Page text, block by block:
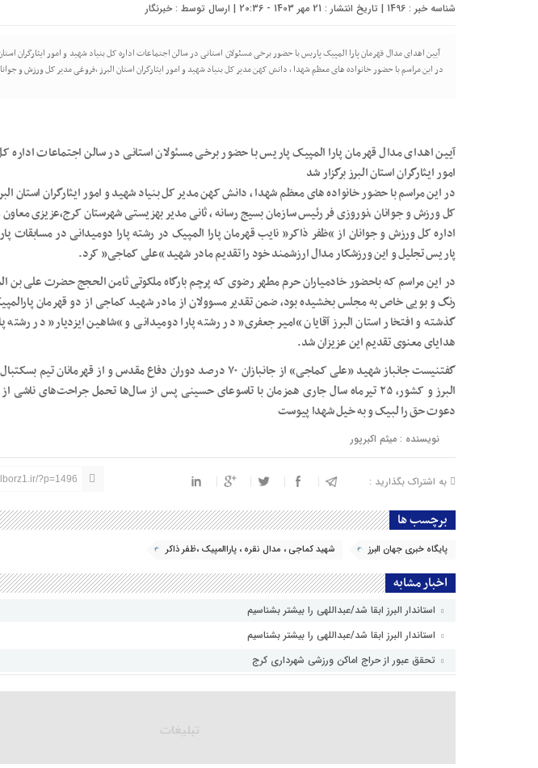
شناسه خبر : 1496 | تاریخ انتشار : 21 مهر 1403 - 20:36 | ارسال توسط : خبرنگار
آیین اهدای مدال قهرمان پارا المپیک پاریس با حضور برخی مسئولان استانی در سالن اجتماعات اداره کل بنیاد شهید و امور ایثارگران
در این مراسم با حضور خانواده های معظم شهدا ، دانش کهن مدیر کل بنیاد شهید و امور ایثارگران استان البرز ،فروغی مدیر کل ورزش و
آیین اهدای مدال قهرمان پارا المپیک پاریس با حضور برخی مسئولان استانی در سالن اجتماعات اداره
امور ایثارگران استان البرز برگزار شد
در این مراسم با حضور خانواده های معظم شهدا ، دانش کهن مدیر کل بنیاد شهید و امور ایثارگران استان
کل ورزش و جوانان ،نوروزی فر رئیس سازمان بسیج رسانه ، ثانی مدیر بهزیستی شهرستان کرج،عزیزی
پاریس تجلیل و این ورزشکار مدال ارزشمند خود را تقدیم مادر شهید “علی کماجی” کرد.
در این مراسم که باحضور خادمیاران حرم مطهر رضوی که پرچم بارگاه ملکوتی ثامن الحجج حضرت علی بن
رنگ و بویی خاص به مجلس بخشیده بود، ضمن تقدیر مسوولان از مادر شهید کماجی از دو قهرمان
گذشته و افتخار استان البرز آقایان “امیر جعفری” در رشته پارا دومیدانی و “شاهین ایزدیار” در رشته
هدایای معنوی تقدیم این عزیزان شد.
گفتنیست جانباز شهید «علی کماجی» از جانبازان ۷۰ درصد دوران دفاع مقدس و از قهرمانان
البرز و کشور، ۲۵ تیرماه سال جاری همزمان با تاسوعای حسینی پس از سال‌ها تحمل جراحت‌های
دعوت حق را لبیک و به خیل شهدا پیوست
نویسنده : میثم اکبرپور
به اشتراک بگذارید : ?p=1496
برچسب ها
پایگاه خبری جهان البرز شهید کماجی ، مدال نقره ، پاراالمپیک ،ظفر ذاکر
اخبار مشابه
استاندار البرز ابقا شد/عبداللهی را بیشتر بشناسیم
استاندار البرز ابقا شد/عبداللهی را بیشتر بشناسیم
تحقق عبور از حراج اماکن ورزشی شهرداری کرج